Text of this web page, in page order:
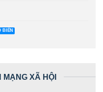
MẠNG XÃ HỘI